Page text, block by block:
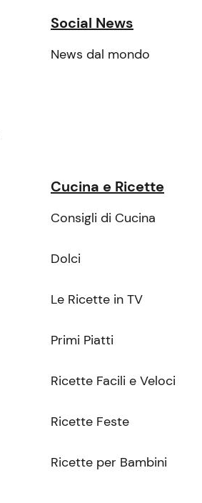
Social News
News dal mondo
Cucina e Ricette
Consigli di Cucina
Dolci
Le Ricette in TV
Primi Piatti
Ricette Facili e Veloci
Ricette Feste
Ricette per Bambini